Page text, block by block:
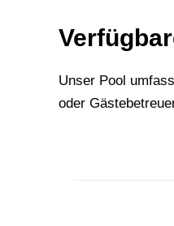
Unser Pool
oder